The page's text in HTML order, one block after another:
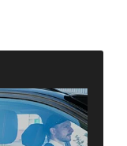
privé
stables et
absolu !